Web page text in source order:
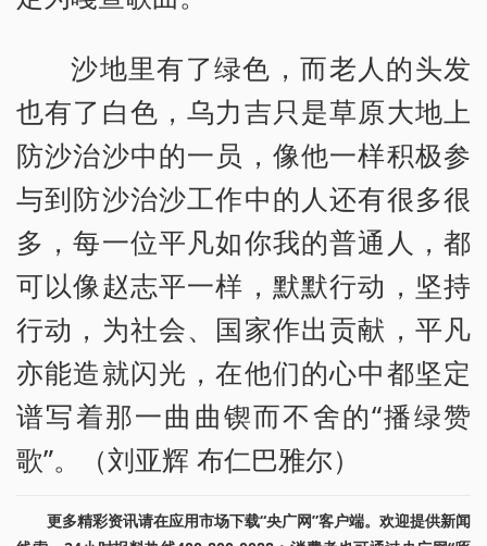
沙地里有了绿色，而老人的头发
也有了白色，乌力吉只是草原大地上
防沙治沙中的一员，像他一样积极参
与到防沙治沙工作中的人还有很多很
多，每一位平凡如你我的普通人，都
可以像赵志平一样，默默行动，坚持
行动，为社会、国家作出贡献，平凡
亦能造就闪光，在他们的心中都坚定
谱写着那一曲曲锲而不舍的“播绿赞
歌”。（刘亚辉 布仁巴雅尔）
更多精彩资讯请在应用市场下载“央广网”客户端。欢迎提供新闻